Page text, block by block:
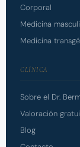
Corporal
Medicina
Medicina
CLÍNICA
Sobre el Dr.
Valoración
Blog